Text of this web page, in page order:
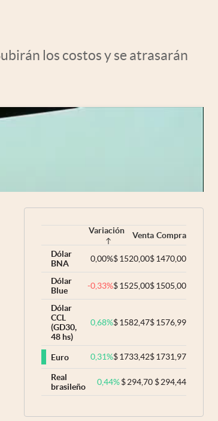
los costos y se atrasarán
Variación Venta Compra
Dólar
BNA
0,00%$1520,00$1470,00
Dólar
Blue
-0,33%$1525,00$1505,00
Dólar
CCL
(GD30,
48 hs)
0,68%$1582,47$1576,99
Euro 0,31%$1733,42$1731,97
Real
brasileño
0,44% $294,70 $294,44